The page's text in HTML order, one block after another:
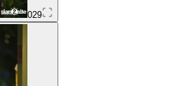
029